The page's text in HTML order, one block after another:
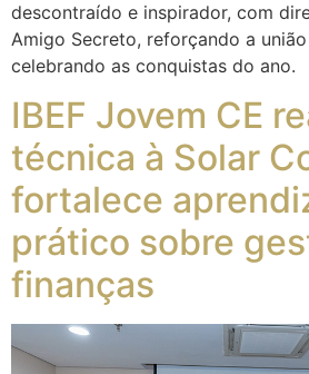
descontraído e inspirador, com
Amigo Secreto, reforçando a
celebrando as conquistas do ano.
IBEF Jovem CE
técnica à Solar
fortalece
prático sobre
finanças